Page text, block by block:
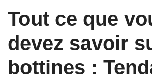
Tout ce que
devez savoir
bottines :